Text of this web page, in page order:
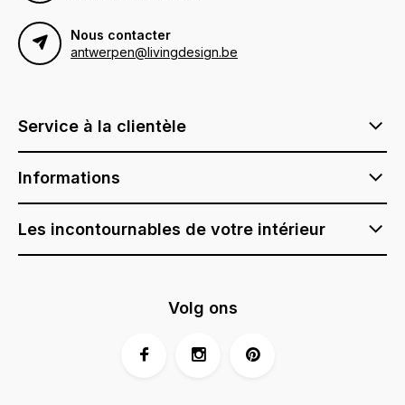
Nous contacter
antwerpen@livingdesign.be
Service à la clientèle
Informations
Les incontournables de votre intérieur
Volg ons